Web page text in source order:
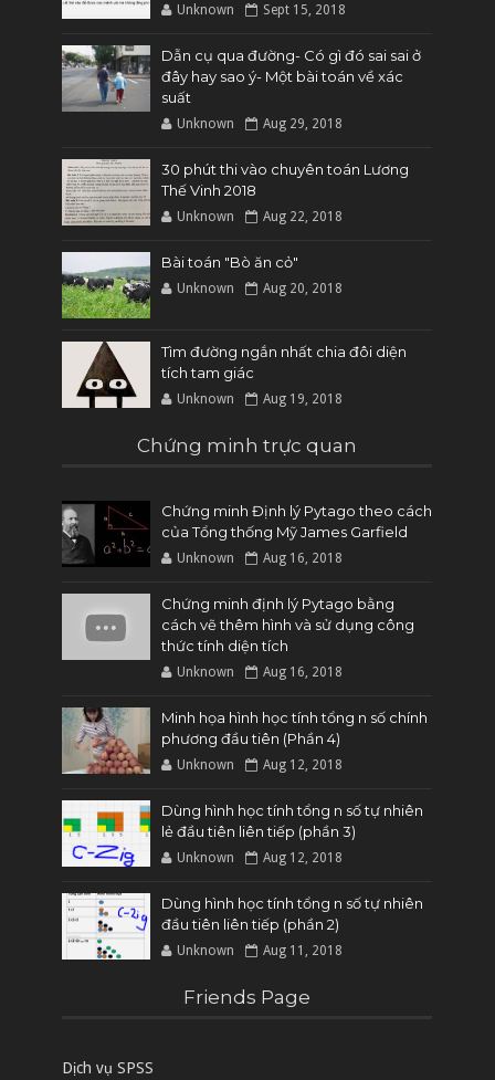
Unknown Sept 15, 2018
Dẫn cụ qua đường- Có gì đó sai sai ở
đây hay sao ý- Một bài toán về xác
suất
Unknown Aug 29, 2018
30 phút thi vào chuyên toán Lương
Thế Vinh 2018
Unknown Aug 22, 2018
Bài toán "Bò ăn cỏ"
Unknown Aug 20, 2018
Tìm đường ngắn nhất chia đôi diện
tích tam giác
Unknown Aug 19, 2018
Chứng minh trực quan
Chứng minh Định lý Pytago theo cách
của Tổng thống Mỹ James Garfield
Unknown Aug 16, 2018
Chứng minh định lý Pytago bằng
cách vẽ thêm hình và sử dụng công
thức tính diện tích
Unknown Aug 16, 2018
Minh họa hình học tính tổng n số chính
phương đầu tiên (Phần 4)
Unknown Aug 12, 2018
Dùng hình học tính tổng n số tự nhiên
lẻ đầu tiên liên tiếp (phần 3)
Unknown Aug 12, 2018
Dùng hình học tính tổng n số tự nhiên
đầu tiên liên tiếp (phần 2)
Unknown Aug 11, 2018
Friends Page
Dịch vụ SPSS